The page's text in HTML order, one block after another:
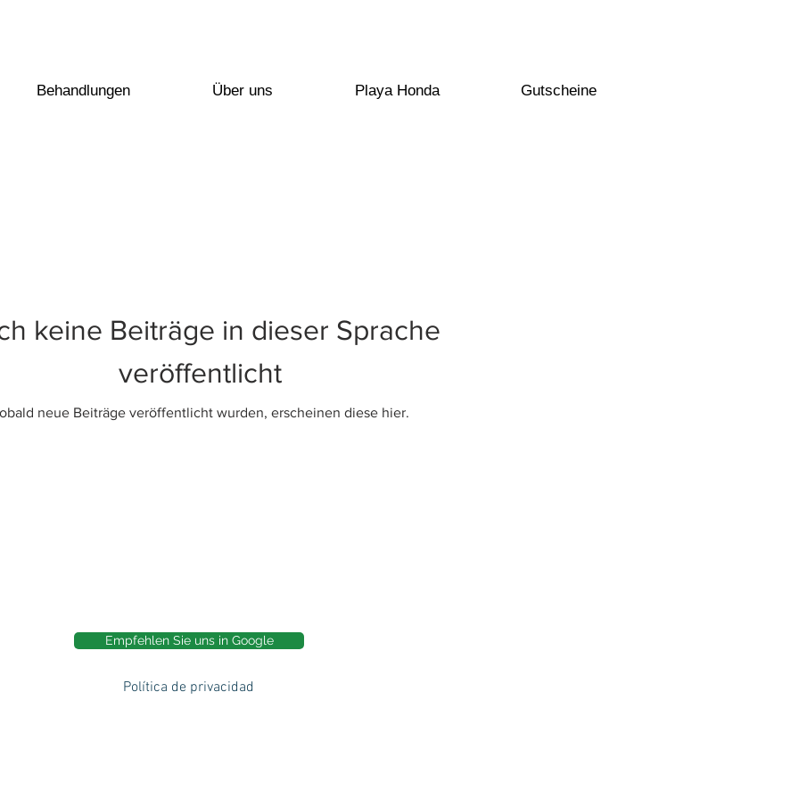
Behandlungen Über uns Playa Honda Gutscheine
keine Beiträge in dieser
Sprache veröffentlicht
keine Beiträge in dieser Sprache
veröffentlicht
neue Beiträge veröffentlicht wurden, erscheinen diese hier.
Empfehlen Sie uns in Google
Política de privacidad